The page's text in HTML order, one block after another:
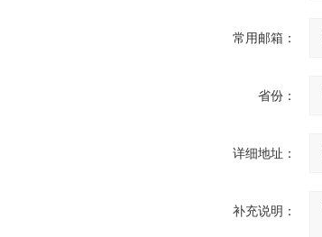
常用邮箱：
省份：
详细地址：
补充说明：